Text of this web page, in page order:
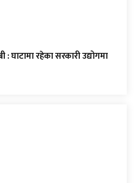
: घाटामा रहेका सरकारी उद्योगमा